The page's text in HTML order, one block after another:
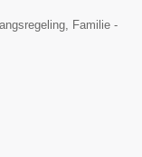
Familie -